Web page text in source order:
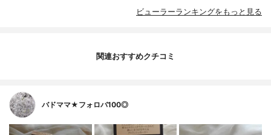
ビューラーランキングをもっと見る
関連おすすめクチコミ
バドママ★フォロバ100◎